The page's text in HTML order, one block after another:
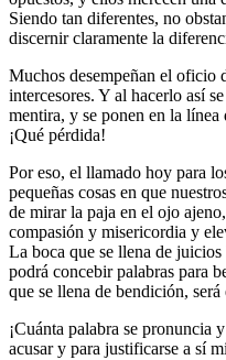
Siendo tan diferentes, no
discernir claramente la
Muchos desempeñan el oficio
intercesores. Y al hacerlo así
mentira, y se ponen en la
¡Qué pérdida!
Por eso, el llamado hoy para
pequeñas cosas en que
de mirar la paja en el ojo
compasión y misericordia y
La boca que se llena de
podrá concebir palabras para
que se llena de bendición,
¡Cuánta palabra se pronuncia
acusar y para justificarse a sí